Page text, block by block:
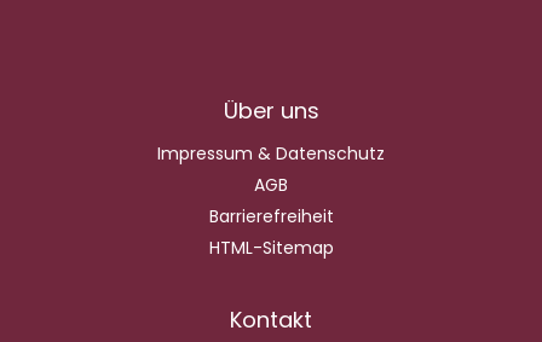
Über uns
Impressum & Datenschutz
AGB
Barrierefreiheit
HTML-Sitemap
Kontakt